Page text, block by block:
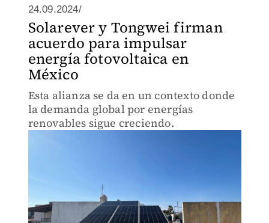
24.09.2024/
Solarever y Tongwei firman
acuerdo para impulsar
energía fotovoltaica en
México
Esta alianza se da en un contexto donde
la demanda global por energías
renovables sigue creciendo.